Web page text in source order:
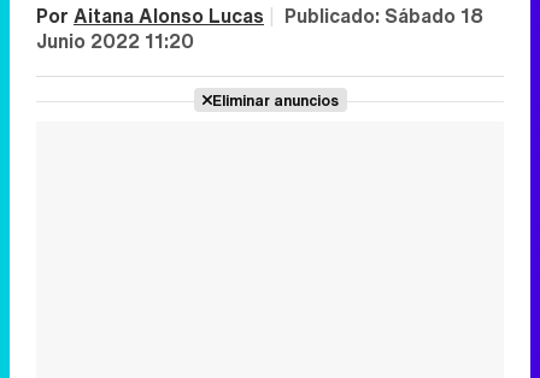
Por Aitana Alonso Lucas | Publicado: Sábado 18
Junio 2022 11:20
Eliminar anuncios